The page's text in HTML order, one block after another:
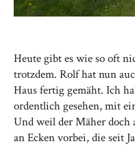
Heute gibt es wie so oft
trotzdem. Rolf hat nun
Haus fertig gemäht. Ich
ordentlich gesehen, mit
Und weil der Mäher doch
an Ecken vorbei, die seit